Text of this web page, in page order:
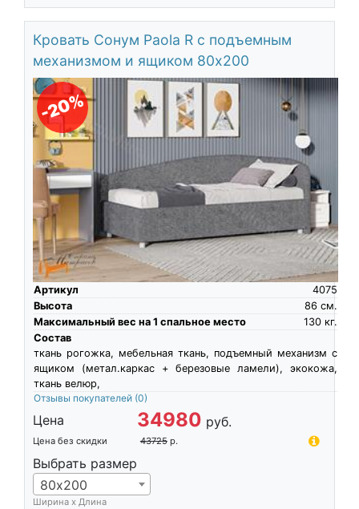
Кровать Сонум Paola R с подъемным
механизмом и ящиком 80х200
-20%
Артикул
4075
Высота
см.
86
Максимальный вес на 1 спальное место
кг.
130
Состав
ткань рогожка, мебельная ткань, подъемный механизм с
ящиком (метал.каркас + березовые ламели), экокожа,
ткань велюр,
Отзывы покупателей (0)
Цена 34980 руб.
Цена без скидки 43725 р.
Выбрать размер
80х200
Ширина х Длина